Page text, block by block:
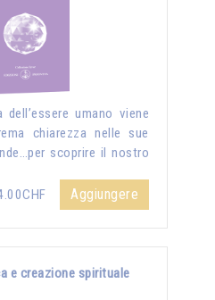
umano viene
chiarezza nelle sue
scoprire il nostro
Aggiungere
e creazione spirituale